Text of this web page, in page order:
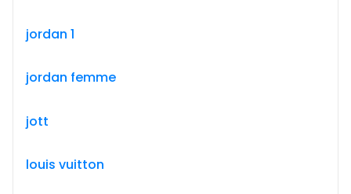
jordan 1
jordan femme
jott
louis vuitton